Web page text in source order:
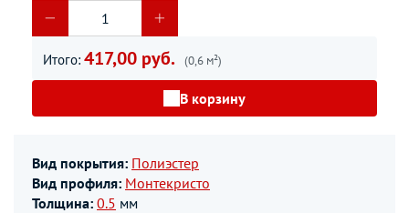
Итого: 417,00 руб. (0,6 м²)
В корзину
Вид покрытия: Полиэстер
Вид профиля: Монтекристо
Толщина: 0.5 мм